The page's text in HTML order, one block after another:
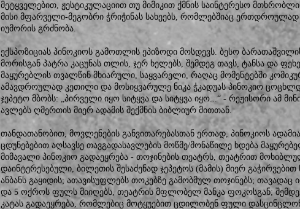
მეტყველებით, ჟესტიკულაციით თუ მიმიკით ქმნის საინტერესო
მისი მფარველი-მეგობრი ჭრიჭინას სახეებს, რომლებშიაც ერთდროულად
იუმორის გრძნობა.
ექსპოზიციას პინოკიოს გამოთლის ეპიზოდი მოსდევს. ბესო
მორისგან პატრა კაცუნას თლის, ჯერ ხელებს, შემდეგ თავს, ტანსა და
მაყურებლის თვალწინ მხიარული, საყვარელი, რაღაც მომენტებში
ამავდროულად კეთილი და მოსიყვარულე ნიკა ჭკადუას პინოკიო
ჯეპეტო მბობს: „პირველი იყო სიტყვა და სიტყვა იყო...“ - რეჟისორი ამ
ავლებს ღმერთის მიერ ადამის შექმნის ბიბლიურ მითთან.
თანდათანობით, მოვლენების განვითარებასთან ერთად, პინოკიოს
ცდუნებებით აღსავსე თავგადასავლების მოწმე/მონაწილე ხდება
მიმავალი პინოკიო გადაეყრება - თოჯინების თეატრს, თეატრით
დაინტერესებული, ბილეთის შესაძენად ჯეპეტოს (მამის) მიერ
ანბანს გაყიდის; ათავისუფლებს თოკებზე გამობმულ თოჯინებს; თავადაც
და 5 ოქროს ფულს მიიღებს, თეატრის მფლობელ მანკა ფოკოსგან;
კატას გადაეყრება, რომლებიც მოტყუებით ცდილობენ ფული